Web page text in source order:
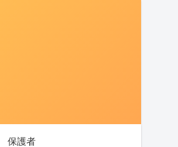
保護者